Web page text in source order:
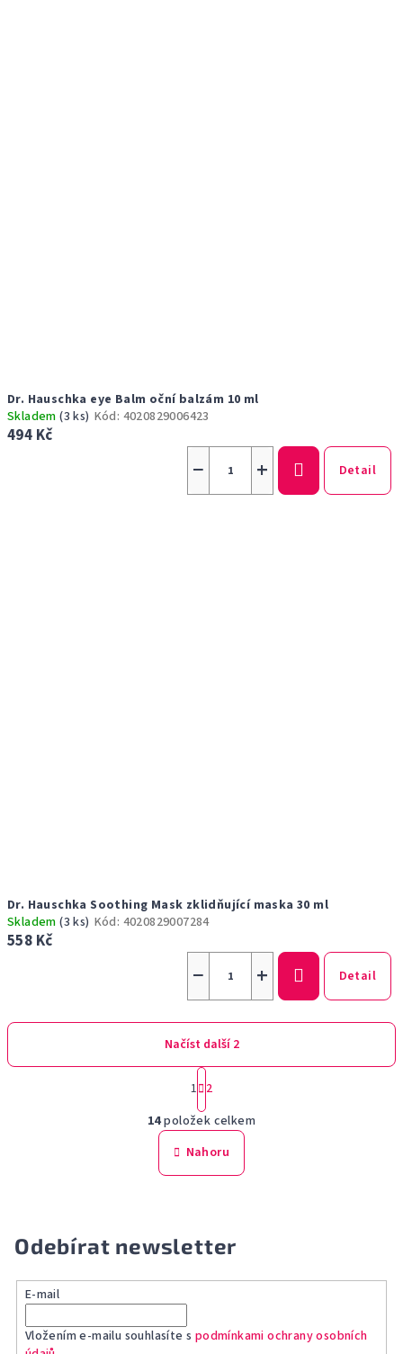
Dr. Hauschka eye Balm oční balzám 10 ml
Skladem(3 ks) Kód: 4020829006423
494 Kč
+
− Detail
Dr. Hauschka Soothing Mask zklidňující maska 30 ml
Skladem(3 ks) Kód: 4020829007284
558 Kč
+
− Detail
O
v
l
á
í
k
Načíst další 2
S
t
r
á
n
k
o
í
1 2
14položek celkem
Nahoru
Odebírat newsletter
E-mail
Vložením e-mailu souhlasíte s podmínkami ochrany osobních